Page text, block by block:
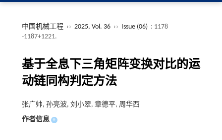
中国机械工程 ›› 2025, Vol. 36 ›› Issue (06) : 1178
-1187+1221.
基于全息下三角矩阵变换对比的运
动链同构判定方法
张广帅, 孙亮波, 刘小翠, 章德平, 周华西
作者信息 +